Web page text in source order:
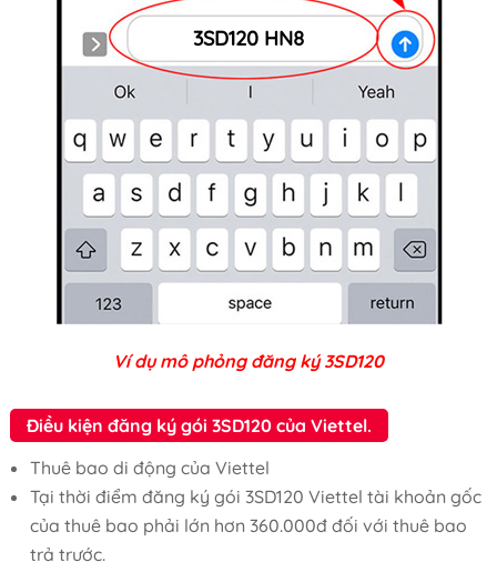
3SD120 HN8
Ví dụ mô phỏng đăng ký 3SD120
Điều kiện đăng ký gói 3SD120 của Viettel.
Thuê bao di động của Viettel
Tại thời điểm đăng ký gói 3SD120 Viettel tài khoản gốc
của thuê bao phải lớn hơn 360.000đ đối với thuê bao
trả trước.